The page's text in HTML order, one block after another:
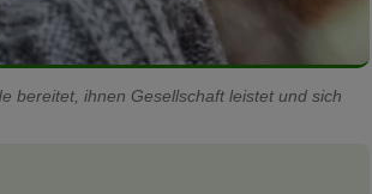
bereitet, ihnen Gesellschaft leistet und sich